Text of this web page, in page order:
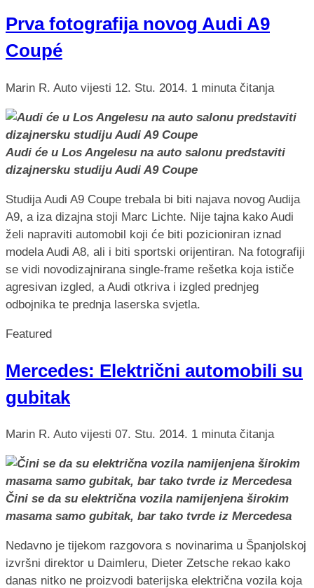
Prva fotografija novog Audi A9
Coupé
Marin R. Auto vijesti 12. Stu. 2014. 1 minuta čitanja
Audi će u Los Angelesu na auto salonu predstaviti
dizajnersku studiju Audi A9 Coupe
Studija Audi A9 Coupe trebala bi biti najava novog Audija
A9, a iza dizajna stoji Marc Lichte. Nije tajna kako Audi
želi napraviti automobil koji će biti pozicioniran iznad
modela Audi A8, ali i biti sportski orijentiran. Na fotografiji
se vidi novodizajnirana single-frame rešetka koja ističe
agresivan izgled, a Audi otkriva i izgled prednjeg
odbojnika te prednja laserska svjetla.
Featured
Mercedes: Električni automobili su
gubitak
Marin R. Auto vijesti 07. Stu. 2014. 1 minuta čitanja
Čini se da su električna vozila namijenjena širokim
masama samo gubitak, bar tako tvrde iz Mercedesa
Nedavno je tijekom razgovora s novinarima u Španjolskoj
izvršni direktor u Daimleru, Dieter Zetsche rekao kako
danas nitko ne proizvodi baterijska električna vozila koja